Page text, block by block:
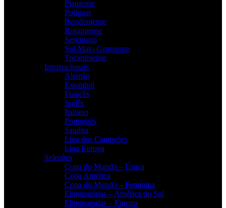
Piauiense
Potiguar
Rondoniense
Roraimense
Sergipano
Sul-Mato-Grossense
Tocantinense
Internacionais
Alemão
Espanhol
Francês
Inglês
Italiano
Português
Saudita
Liga dos Campeões
Liga Europa
Seleções
Copa do Mundo – Única
Copa América
Copa do Mundo – Feminina
Eliminatórias – América do Sul
Eliminatórias – Europa